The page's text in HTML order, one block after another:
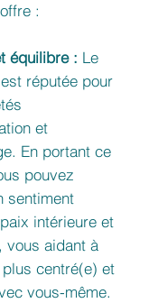
:
équilibre : Le
réputée pour
et
En portant ce
pouvez
sentiment
intérieure et
vous aidant à
centré(e) et
vous-même.